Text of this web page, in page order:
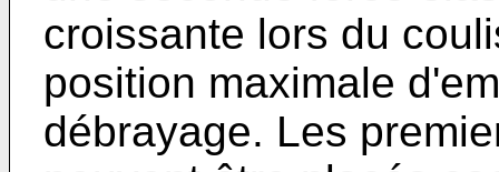
croissante lors du
position maximale
débrayage. Les